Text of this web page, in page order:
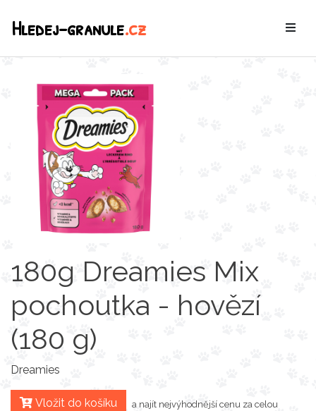
Hledej-granule.cz
180g Dreamies Mix
pochoutka - hovězí
(180 g)
Dreamies
Vložit do košíku a najít nejvýhodnější cenu za celou